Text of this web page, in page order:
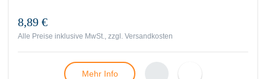
8,89 €
Alle Preise inklusive MwSt., zzgl. Versandkosten
Mehr Info